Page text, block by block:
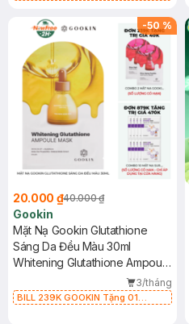
Hồi, Săn Chắc 30ml (SL có hạn)
-50 %
20.000 ₫40.000 ₫
Gookin
Mặt Nạ Gookin Glutathione
Sáng Da Đều Màu 30ml
Whitening Glutathione Ampoule
3/tháng
BILL 239K GOOKIN Tặng 01